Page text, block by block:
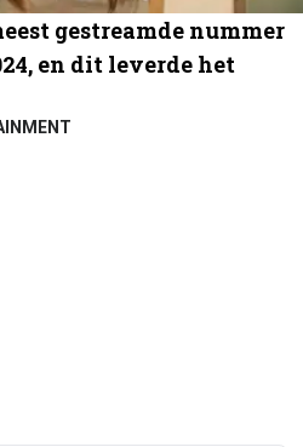
gestreamde nummer
en dit leverde het